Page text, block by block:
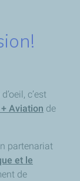
c’est
Aviation de
partenariat
et le
de